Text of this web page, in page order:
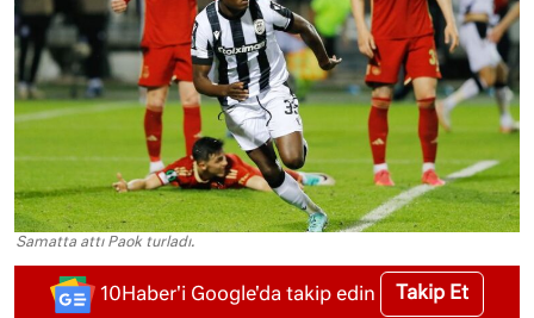
Samatta attı Paok turladı.
10Haber'i Google'da takip edin Takip Et